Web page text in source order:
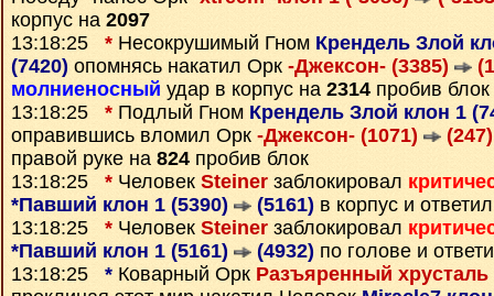
корпус на 2097
13:18:25 * Несокрушимый Гном Крендель Злой
(7420) опомнясь накатил Орк -Джексон- (3385)
молниеносный удар в корпус на 2314 пробив блок
13:18:25 * Подлый Гном Крендель Злой клон 1
оправившись вломил Орк -Джексон- (1071)
(247)
правой руке на 824 пробив блок
13:18:25 * Человек Steiner заблокировал
*Павший клон 1 (5390)
(5161) в корпус и
13:18:25 * Человек Steiner заблокировал
*Павший клон 1 (5161)
(4932) по голове и
13:18:25 * Коварный Орк Разъяренный